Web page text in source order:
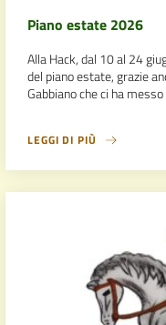
Piano estate 2026
Alla Hack, dal 10 al 24
del piano estate, grazie
Gabbiano che ci ha
LEGGI DI PIÙ